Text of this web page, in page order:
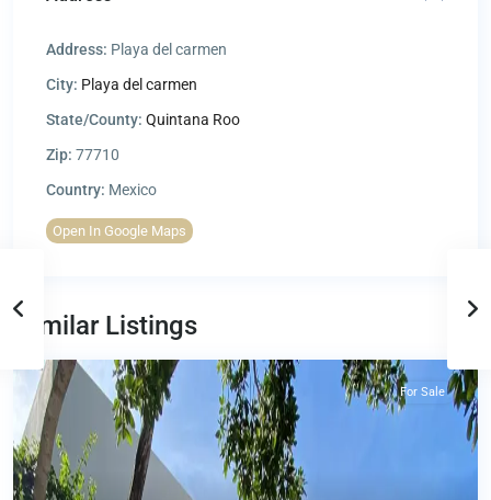
Address: Playa del carmen
City: Playa del carmen
State/County: Quintana Roo
Zip: 77710
Country: Mexico
Open In Google Maps
Similar Listings
For Sale